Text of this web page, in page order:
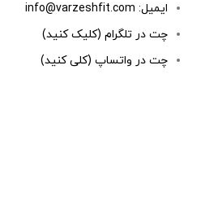
ایمیل: info@varzeshfit.com
چت در تلگرام (کلیک کنید)
چت در واتساپ (کلی کنید)